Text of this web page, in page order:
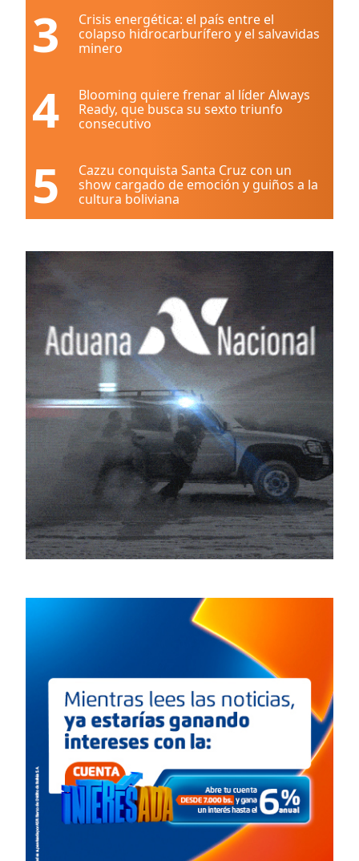
3
Crisis energética: el país entre el
colapso hidrocarburífero y el salvavidas
minero
4
Blooming quiere frenar al líder Always
Ready, que busca su sexto triunfo
consecutivo
5
Cazzu conquista Santa Cruz con un
show cargado de emoción y guiños a la
cultura boliviana